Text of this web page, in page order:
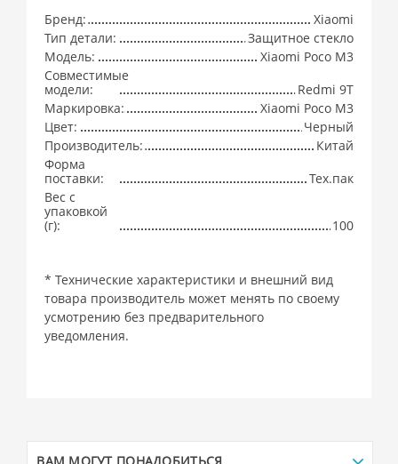
Бренд:
Xiaomi
Тип детали:
Защитное стекло
Модель:
Xiaomi Poco M3
Совместимые
модели:
Redmi 9T
Маркировка:
Xiaomi Poco M3
Цвет:
Черный
Производитель:
Китай
Форма
поставки:
Тех.пак
Вес с
упаковкой
(г):
100
* Технические характеристики и внешний вид
товара производитель может менять по своему
усмотрению без предварительного
уведомления.